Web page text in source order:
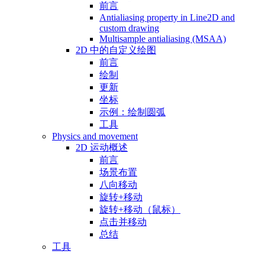
前言
Antialiasing property in Line2D and
custom drawing
Multisample antialiasing (MSAA)
2D 中的自定义绘图
前言
绘制
更新
坐标
示例：绘制圆弧
工具
Physics and movement
2D 运动概述
前言
场景布置
八向移动
旋转+移动
旋转+移动（鼠标）
点击并移动
总结
工具